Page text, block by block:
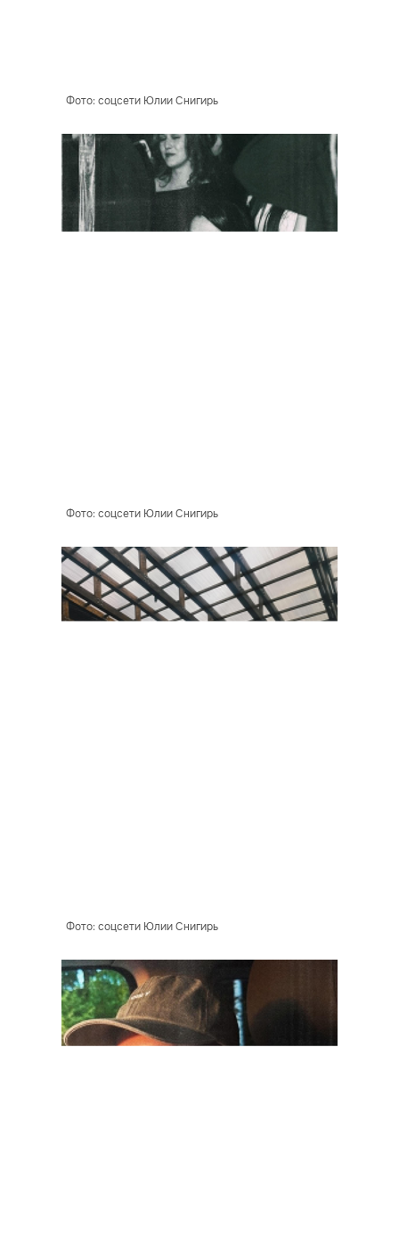
Фото: соцсети Юлии Снигирь
Фото: соцсети Юлии Снигирь
Фото: соцсети Юлии Снигирь